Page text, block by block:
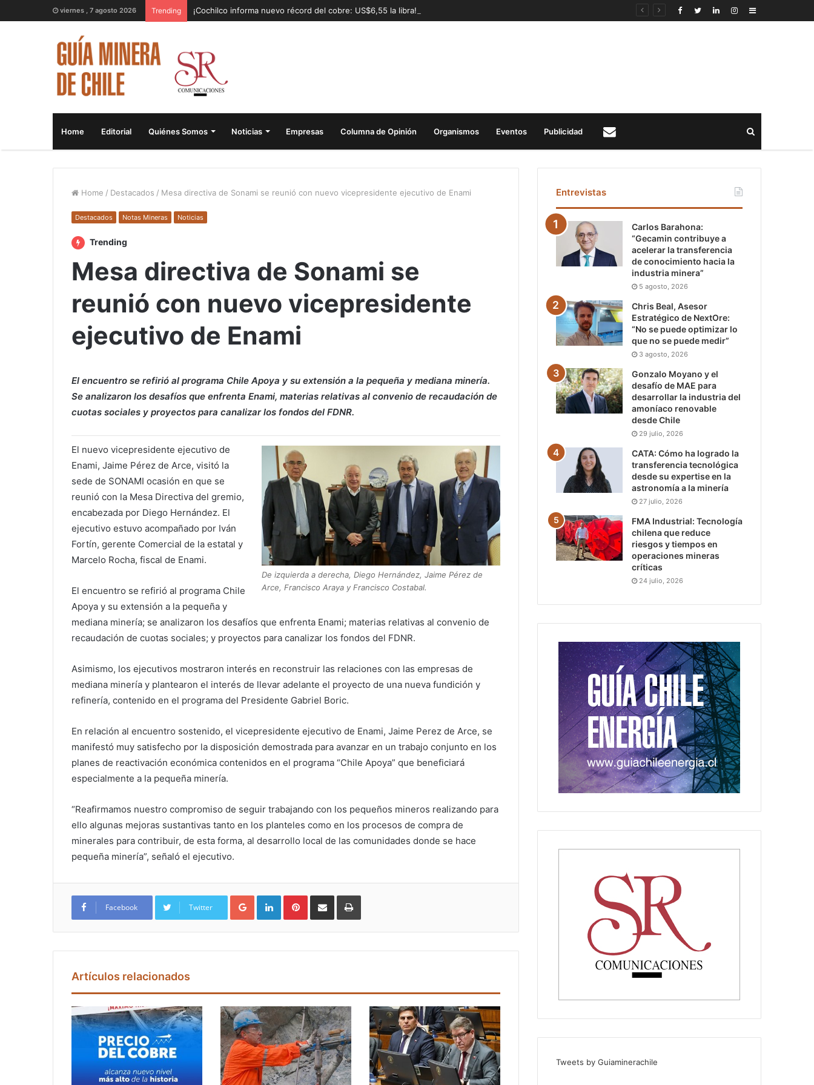
viernes , 7 agosto 2026 Trending ¡Cochilco informa nuevo récord del cobre: US$6,55 la libra! Sidebar
Home Editorial Quiénes Somos Noticias Empresas Columna de Opinión Organismos Eventos Publicidad
Home / Destacados / Mesa directiva de Sonami se reunió con nuevo vicepresidente ejecutivo de Enami
Destacados Notas Mineras Noticias
Trending
Mesa directiva de Sonami se
reunió con nuevo vicepresidente
ejecutivo de Enami
El encuentro se refirió al programa Chile Apoya y su extensión a la pequeña y mediana minería.
Se analizaron los desafíos que enfrenta Enami, materias relativas al convenio de recaudación de
cuotas sociales y proyectos para canalizar los fondos del FDNR.
De izquierda a derecha, Diego Hernández, Jaime Pérez de
Arce, Francisco Araya y Francisco Costabal.
El nuevo vicepresidente ejecutivo de
Enami, Jaime Pérez de Arce, visitó la
sede de SONAMI ocasión en que se
reunió con la Mesa Directiva del gremio,
encabezada por Diego Hernández. El
ejecutivo estuvo acompañado por Iván
Fortín, gerente Comercial de la estatal y
Marcelo Rocha, fiscal de Enami.
El encuentro se refirió al programa Chile
Apoya y su extensión a la pequeña y
mediana minería; se analizaron los desafíos que enfrenta Enami; materias relativas al convenio de
recaudación de cuotas sociales; y proyectos para canalizar los fondos del FDNR.
Asimismo, los ejecutivos mostraron interés en reconstruir las relaciones con las empresas de
mediana minería y plantearon el interés de llevar adelante el proyecto de una nueva fundición y
refinería, contenido en el programa del Presidente Gabriel Boric.
En relación al encuentro sostenido, el vicepresidente ejecutivo de Enami, Jaime Perez de Arce, se
manifestó muy satisfecho por la disposición demostrada para avanzar en un trabajo conjunto en los
planes de reactivación económica contenidos en el programa “Chile Apoya” que beneficiará
especialmente a la pequeña minería.
“Reafirmamos nuestro compromiso de seguir trabajando con los pequeños mineros realizando para
ello algunas mejoras sustantivas tanto en los planteles como en los procesos de compra de
minerales para contribuir, de esta forma, al desarrollo local de las comunidades donde se hace
pequeña minería”, señaló el ejecutivo.
Facebook Twitter
Google+ LinkedIn Pinterest
Artículos relacionados
Entrevistas
Carlos Barahona:
“Gecamin contribuye a
acelerar la transferencia
de conocimiento hacia la
industria minera”
5 agosto, 2026
Chris Beal, Asesor
Estratégico de NextOre:
“No se puede optimizar lo
que no se puede medir”
3 agosto, 2026
Gonzalo Moyano y el
desafío de MAE para
desarrollar la industria del
amoníaco renovable
desde Chile
29 julio, 2026
CATA: Cómo ha logrado la
transferencia tecnológica
desde su expertise en la
astronomía a la minería
27 julio, 2026
FMA Industrial: Tecnología
chilena que reduce
riesgos y tiempos en
operaciones mineras
críticas
24 julio, 2026
Tweets by Guiaminerachile